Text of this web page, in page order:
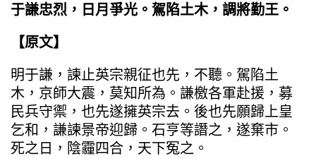
于謙忠烈，日月爭光。駕陷土木，調將勤王。
【原文】
明于謙，諫止英宗親征也先，不聽。駕陷土
木，京師大震，莫知所為。謙檄各軍赴援，募
民兵守禦，也先遂擁英宗去。後也先願歸上皇
乞和，謙諫景帝迎歸。石亨等譖之，遂棄市。
死之日，陰霾四合，天下冤之。